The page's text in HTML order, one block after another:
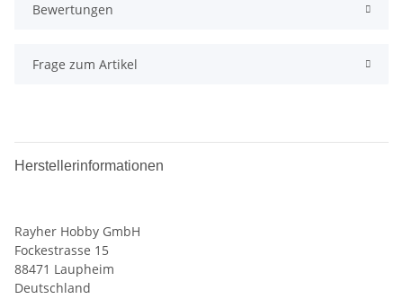
Bewertungen
Frage zum Artikel
Herstellerinformationen
Rayher Hobby GmbH
Fockestrasse 15
88471 Laupheim
Deutschland